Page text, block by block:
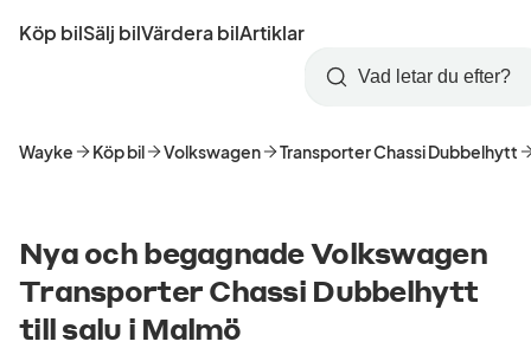
till
Startsida
Köp bilSälj bilVärdera bilArtiklar
Skapa
konto
Logga
in
Sök
Wayke Köp bil Volkswagen Transporter Chassi Dubbelhytt
Nya och begagnade Volkswagen
Transporter Chassi Dubbelhytt
till salu i Malmö